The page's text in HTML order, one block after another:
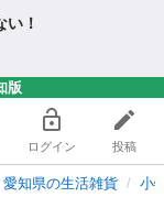
！
版
ログイン 投稿
愛知県の生活雑貨 小